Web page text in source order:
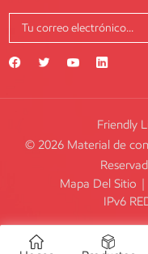
Friendly
© 2026 Material de
Mapa Del Sitio |
IPv6